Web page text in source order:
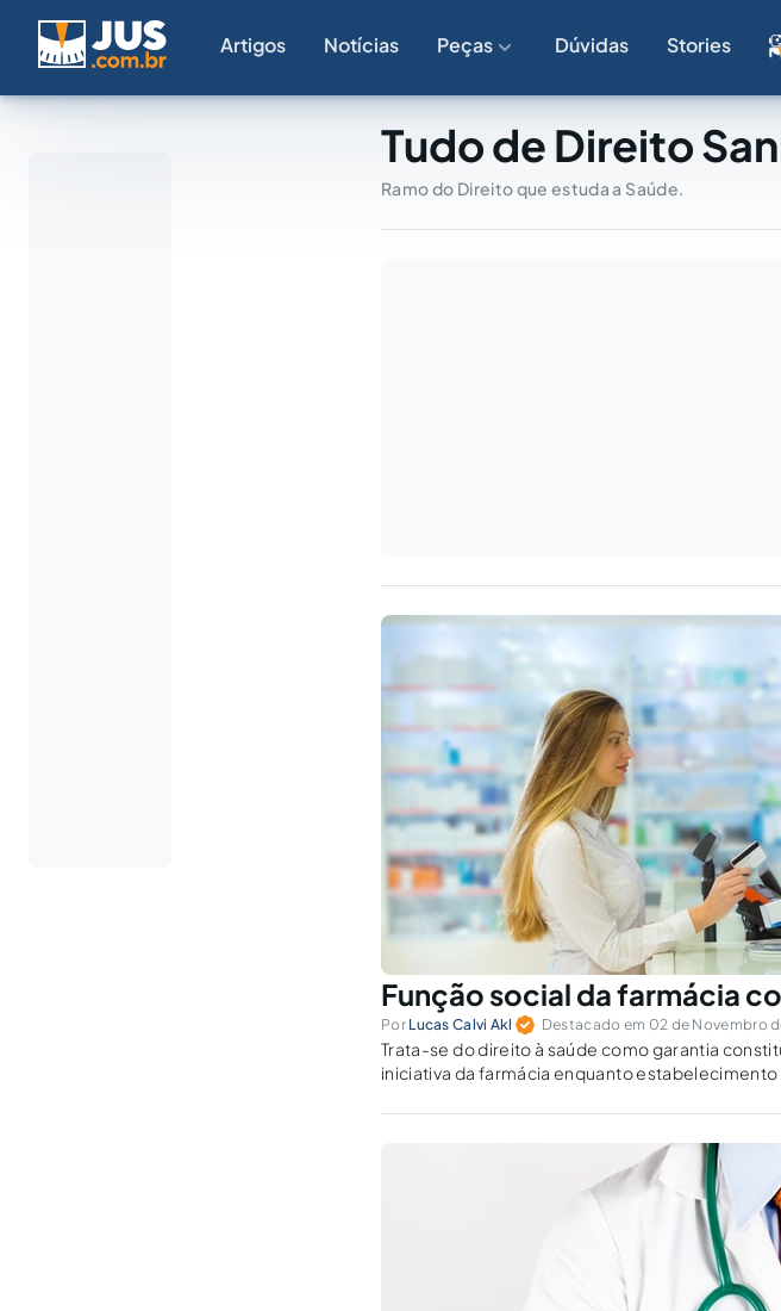
Artigos Notícias Peças Dúvidas Stories
Tudo de Direito
Ramo do Direito que estuda a Saúde.
Função social da farmácia
Por Lucas Calvi Akl Destacado em 02 de Novembro
Trata-se do direito à saúde como garantia
iniciativa da farmácia enquanto